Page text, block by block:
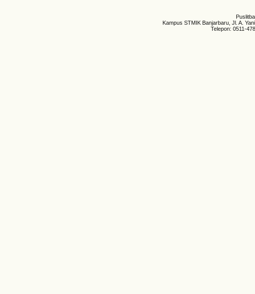
Kampus STMIK Banjarbaru, Jl. A.
Telepon: 0511-